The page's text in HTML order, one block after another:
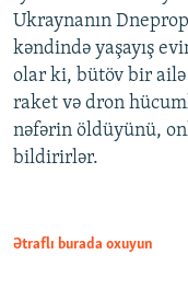
Ukraynanın
kəndində yaşayış
olar ki, bütöv bir
raket və dron
nəfərin öldüyünü,
bildirirlər.
Ətraflı burada oxuyun